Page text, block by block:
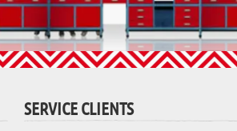
SERVICE CLIENTS